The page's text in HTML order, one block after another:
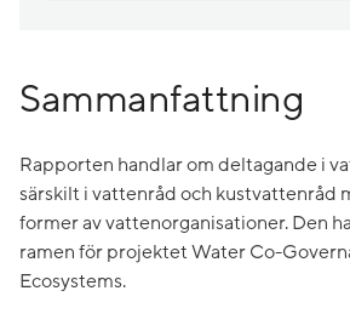
Sammanfattning
Rapporten handlar om deltagande i
särskilt i vattenråd och kustvattenråd
former av vattenorganisationer. Den
ramen för projektet Water Co-
Ecosystems.